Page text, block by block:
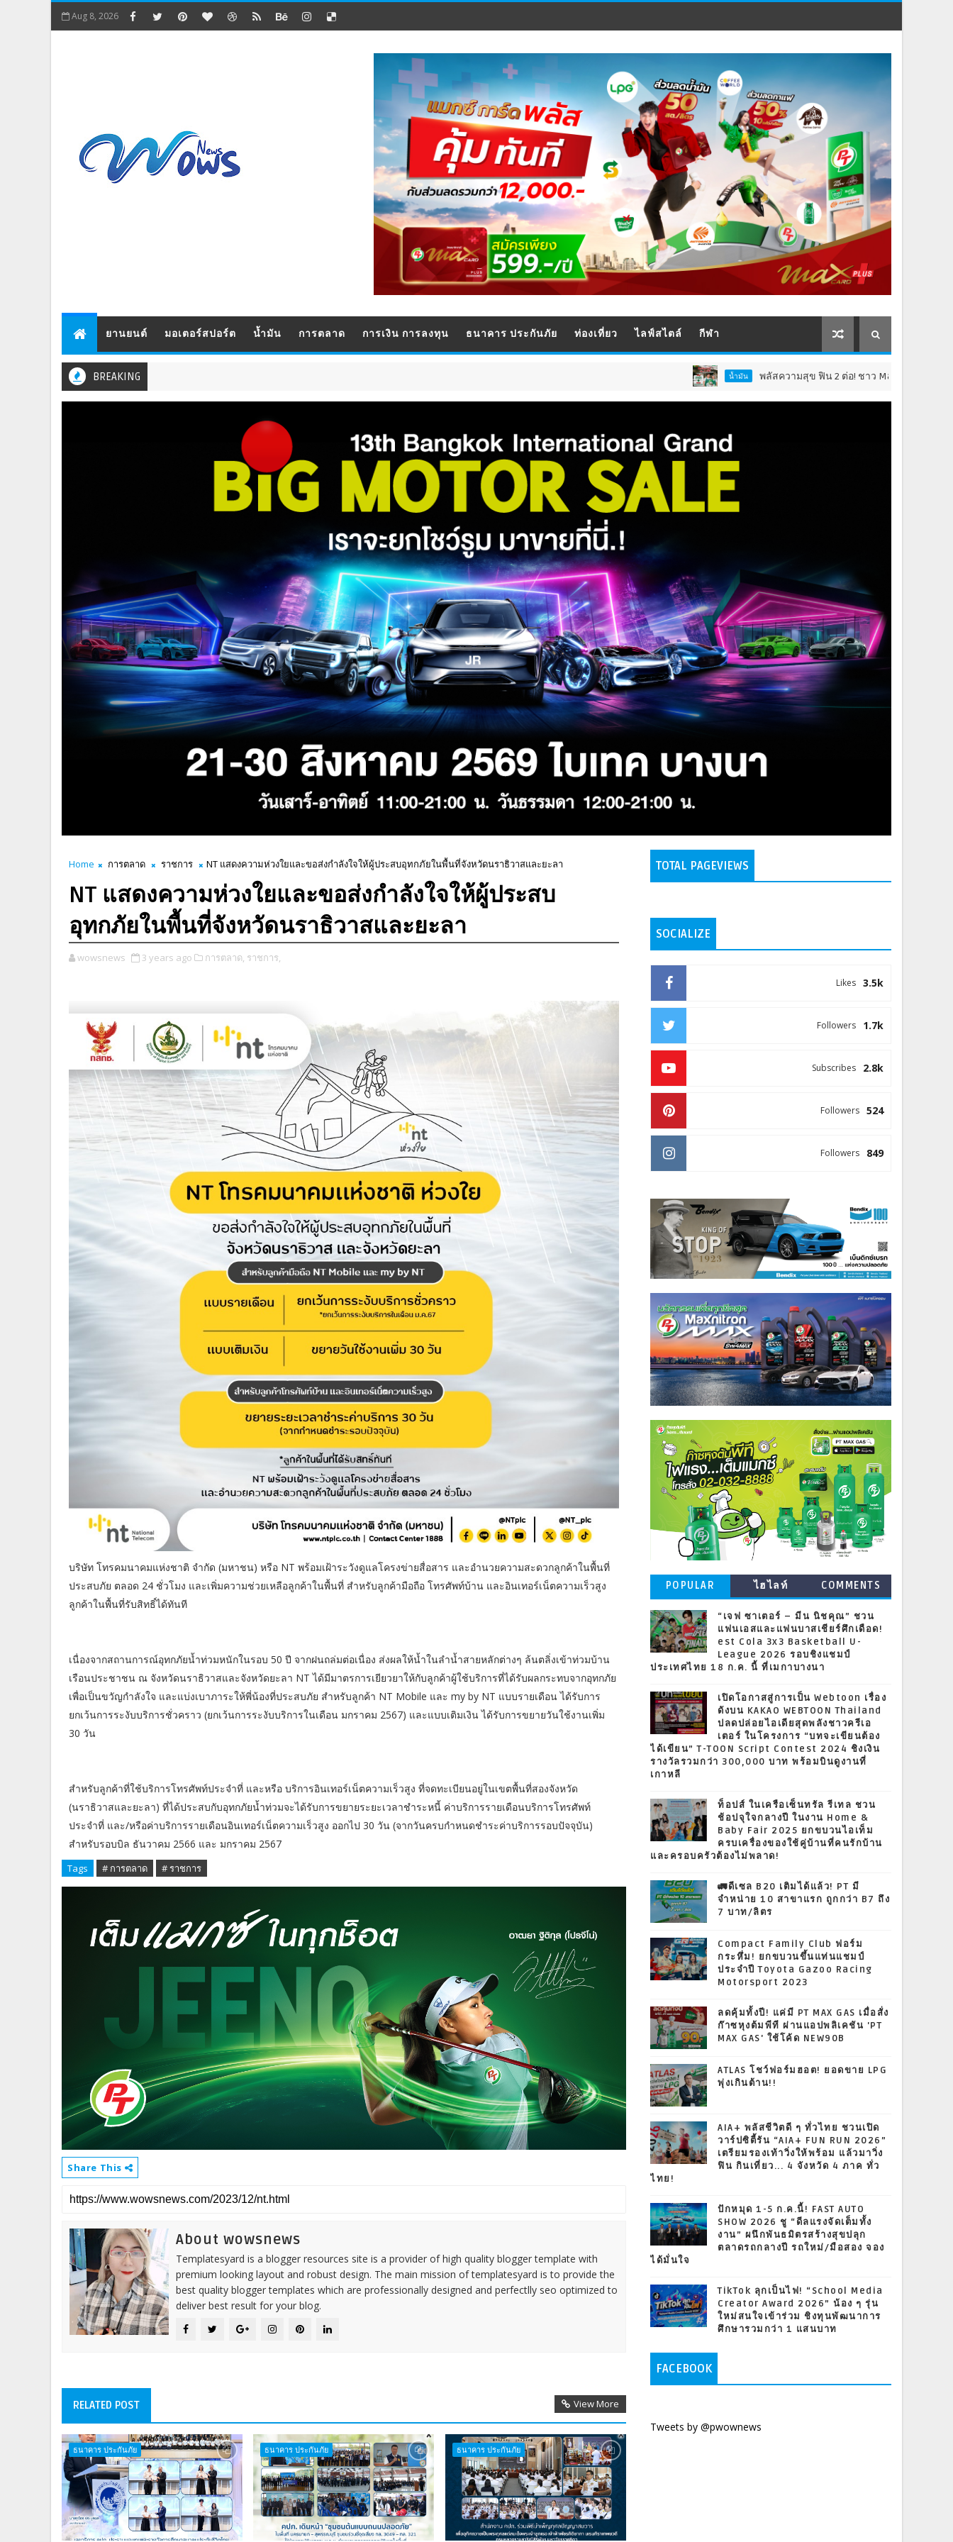
Aug 8, 2026
ยานยนต์ มอเตอร์สปอร์ต น้ำมัน การตลาด การเงิน การลงทุน ธนาคาร ประกันภัย ท่องเที่ยว ไลฟ์สไตล์ กีฬา
BREAKING พลัสความสุข ฟิน 2 ต่อ! ชาว Max Card Plus รับเซอร์ไพร
Home การตลาด ราชการ NT แสดงความห่วงใยและขอส่งกำลังใจให้ผู้ประสบอุทกภัยในพื้นที่จังหวัดนราธิวาสและยะลา
NT แสดงความห่วงใยและขอส่งกำลังใจให้ผู้ประสบ
อุทกภัยในพื้นที่จังหวัดนราธิวาสและยะลา
wowsnews 3 years ago การตลาด, ราชการ,
บริษัท โทรคมนาคมแห่งชาติ จำกัด (มหาชน) หรือ NT พร้อมเฝ้าระวังดูแลโครงข่ายสื่อสาร และอำนวยความสะดวกลูกค้าในพื้นที่
ประสบภัย ตลอด 24 ชั่วโมง และเพิ่มความช่วยเหลือลูกค้าในพื้นที่ สำหรับลูกค้ามือถือ โทรศัพท์บ้าน และอินเทอร์เน็ตความเร็วสูง
ลูกค้าในพื้นที่รับสิทธิ์ได้ทันที
เนื่องจากสถานการณ์อุทกภัยน้ำท่วมหนักในรอบ 50 ปี จากฝนถล่มต่อเนื่อง ส่งผลให้น้ำในลำน้ำสายหลักต่างๆ ล้นตลิ่งเข้าท่วมบ้าน
เรือนประชาชน ณ จังหวัดนราธิวาสและจังหวัดยะลา NT ได้มีมาตรการเยียวยาให้กับลูกค้าผู้ใช้บริการที่ได้รับผลกระทบจากอุทกภัย
เพื่อเป็นขวัญกำลังใจ และแบ่งเบาภาระให้พี่น้องที่ประสบภัย สำหรับลูกค้า NT Mobile และ my by NT แบบรายเดือน ได้รับการ
ยกเว้นการระงับบริการชั่วคราว (ยกเว้นการระงับบริการในเดือน มกราคม 2567) และแบบเติมเงิน ได้รับการขยายวันใช้งานเพิ่ม
30 วัน
สำหรับลูกค้าที่ใช้บริการโทรศัพท์ประจำที่ และหรือ บริการอินเทอร์เน็ตความเร็วสูง ที่จดทะเบียนอยู่ในเขตพื้นที่สองจังหวัด
(นราธิวาสและยะลา) ที่ได้ประสบกับอุทกภัยน้ำท่วมจะได้รับการขยายระยะเวลาชำระหนี้ ค่าบริการรายเดือนบริการโทรศัพท์
ประจำที่ และ/หรือค่าบริการรายเดือนอินเทอร์เน็ตความเร็วสูง ออกไป 30 วัน (จากวันครบกำหนดชำระค่าบริการรอบปัจจุบัน)
สำหรับรอบบิล ธันวาคม 2566 และ มกราคม 2567
Tags # การตลาด # ราชการ
Share This
About wowsnews
Templatesyard is a blogger resources site is a provider of high quality blogger template with
premium looking layout and robust design. The main mission of templatesyard is to provide the
best quality blogger templates which are professionally designed and perfectlly seo optimized to
deliver best result for your blog.
RELATED POST View More
ธนาคาร ประกันภัย ธนาคาร ประกันภัย ธนาคาร ประกันภัย
TOTAL PAGEVIEWS
SOCIALIZE
3.5k
Likes
1.7k
Followers
2.8k
Subscribes
524
Followers
849
Followers
POPULAR ไฮไลท์ COMMENTS
“เจฟ ซาเตอร์ – มีน นิชคุณ” ชวน
แฟนเอสและแฟนบาสเชียร์ศึกเดือด!
est Cola 3x3 Basketball U-
League 2026 รอบชิงแชมป์
ประเทศไทย 18 ก.ค. นี้ ที่เมกาบางนา
เปิดโอกาสสู่การเป็น Webtoon เรื่อง
ดังบน KAKAO WEBTOON Thailand
ปลดปล่อยไอเดียสุดพลังชาวครีเอ
เตอร์ ในโครงการ “บทจะเขียนต้อง
ได้เขียน” T-TOON Script Contest 2024 ชิงเงิน
รางวัลรวมกว่า 300,000 บาท พร้อมบินดูงานที่
เกาหลี
ท็อปส์ ในเครือเซ็นทรัล รีเทล ชวน
ช้อปจุใจกลางปี ในงาน Home &
Baby Fair 2025 ยกขบวนไอเท็ม
ครบเครื่องของใช้คู่บ้านที่คนรักบ้าน
และครอบครัวต้องไม่พลาด!
🚛ดีเซล B20 เติมได้แล้ว! PT มี
จำหน่าย 10 สาขาแรก ถูกกว่า B7 ถึง
7 บาท/ลิตร
Compact Family Club ฟอร์ม
กระหึ่ม! ยกขบวนขึ้นแท่นแชมป์
ประจำปี Toyota Gazoo Racing
Motorsport 2023
ลดคุ้มทั้งปี! แค่มี PT MAX GAS เมื่อสั่ง
ก๊าซหุงต้มพีที ผ่านแอปพลิเคชัน 'PT
MAX GAS' ใช้โค้ด NEW90B
ATLAS โชว์ฟอร์มฮอต! ยอดขาย LPG
พุ่งเกินต้าน!!
AIA+ พลัสชีวิตดี ๆ ทั่วไทย ชวนเปิด
วาร์ปซิตี้รัน “AIA+ FUN RUN 2026”
เตรียมรองเท้าวิ่งให้พร้อม แล้วมาวิ่ง
ฟิน กินเที่ยว... 4 จังหวัด 4 ภาค ทั่ว
ไทย!
ปักหมุด 1-5 ก.ค.นี้! FAST AUTO
SHOW 2026 ชู “ดีลแรงจัดเต็มทั้ง
งาน” ผนึกพันธมิตรสร้างสุขปลุก
ตลาดรถกลางปี รถใหม่/มือสอง จอง
ได้มั่นใจ
TikTok ลุกเป็นไฟ! “School Media
Creator Award 2026” น้อง ๆ รุ่น
ใหม่สนใจเข้าร่วม ชิงทุนพัฒนาการ
ศึกษารวมกว่า 1 แสนบาท
FACEBOOK
Tweets by @pwownews